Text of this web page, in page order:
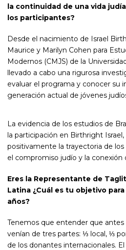
la continuidad de una vida
los participantes?
Desde el nacimiento de Israel
Maurice y Marilyn Cohen para
Modernos (CMJS) de la
llevado a cabo una rigurosa
evaluar el programa y conocer su
generación actual de jóvenes
La evidencia de los estudios de
la participación en Birthright Israel,
positivamente la trayectoria de
el compromiso judío y la conexión
Eres la Representante de
Latina ¿Cuál es tu objetivo
años?
Tenemos que entender que antes
venían de tres partes: ⅓ local, ⅓
de los donantes internacionales.